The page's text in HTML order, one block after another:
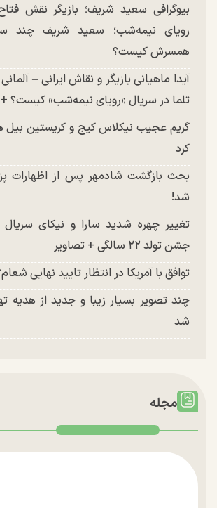
بیوگرافی سعید شریف؛ بازیگر نقش
رویای نیمه‌شب؛ سعید شریف چند
همسرش کیست؟
آیدا ماهیانی بازیگر و نقاش ایرانی –
تلما در سریال «رویای نیمه‌شب» کیست؟ +
گریم عجیب نیکلاس کیج و کریستین بیل
کرد
بحث بازگشت شادمهر پس از اظهارات
شد!
تغییر چهره شدید سارا و نیکای
جشن تولد ۲۲ سالگی + تصاویر
توافق با آمریکا در انتظار تایید نهایی
چند تصویر بسیار زیبا و جدید از هدیه
شد
مجله